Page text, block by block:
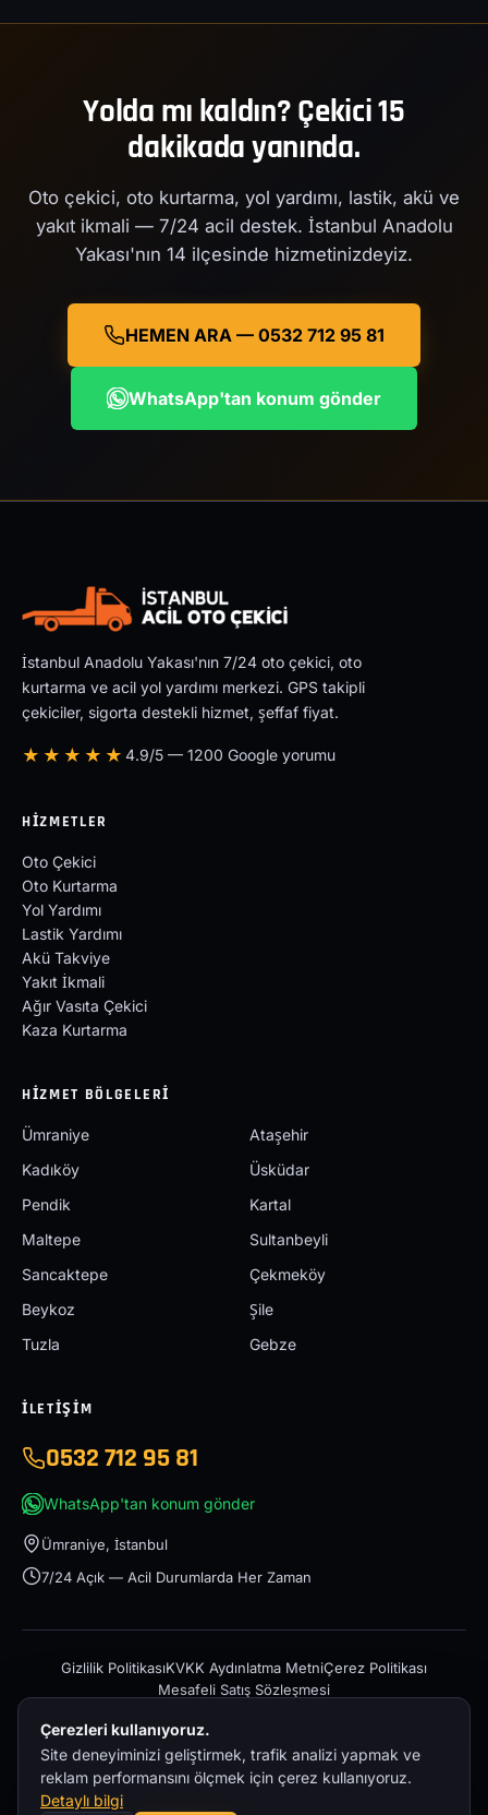
Yolda mı kaldın? Çekici 15
dakikada yanında.
Oto çekici, oto kurtarma, yol yardımı, lastik, akü ve
yakıt ikmali — 7/24 acil destek. İstanbul Anadolu
Yakası'nın 14 ilçesinde hizmetinizdeyiz.
HEMEN ARA — 0532 712 95 81
WhatsApp'tan konum gönder
İstanbul Anadolu Yakası'nın 7/24 oto çekici, oto
kurtarma ve acil yol yardımı merkezi. GPS takipli
çekiciler, sigorta destekli hizmet, şeffaf fiyat.
★★★★★ 4.9/5 — 1200 Google yorumu
HIZMETLER
Oto Çekici
Oto Kurtarma
Yol Yardımı
Lastik Yardımı
Akü Takviye
Yakıt İkmali
Ağır Vasıta Çekici
Kaza Kurtarma
HIZMET BÖLGELERI
Ümraniye
Ataşehir
Kadıköy
Üsküdar
Pendik
Kartal
Maltepe
Sultanbeyli
Sancaktepe
Çekmeköy
Beykoz
Şile
Tuzla
Gebze
İLETIŞIM
0532 712 95 81
WhatsApp'tan konum gönder
Ümraniye, İstanbul
7/24 Açık — Acil Durumlarda Her Zaman
Gizlilik PolitikasıKVKK Aydınlatma MetniÇerez Politikası
Mesafeli Satış Sözleşmesi
© 2026 İstanbul Acil Oto Çekici – 0532 712 95 81 — Tüm hakları
Çerezleri kullanıyoruz.
Site deneyiminizi geliştirmek, trafik analizi yapmak ve
reklam performansını ölçmek için çerez kullanıyoruz.
Detaylı bilgi